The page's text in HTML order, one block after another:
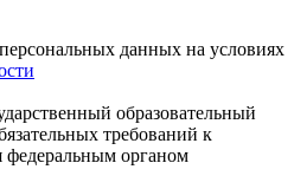
данных на условиях
образовательный
требований к
федеральным органом